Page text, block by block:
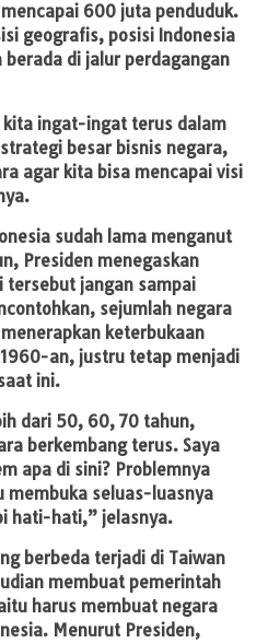
600 juta penduduk.
geografis, posisi Indonesia
di jalur perdagangan
kita ingat-ingat terus dalam
besar bisnis negara,
agar kita bisa mencapai visi
sudah lama menganut
Presiden menegaskan
tersebut jangan sampai
sejumlah negara
keterbukaan
an, justru tetap menjadi
ini.
dari 50, 60, 70 tahun,
berkembang terus. Saya
apa di sini? Problemnya
membuka seluas-luasnya
hati-hati,” jelasnya.
berbeda terjadi di Taiwan
membuat pemerintah
harus membuat negara
Menurut Presiden,